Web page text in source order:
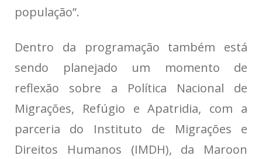
população”.
Dentro da programação também está
sendo planejado um momento de
reflexão sobre a Política Nacional de
Migrações, Refúgio e Apatridia, com a
parceria do Instituto de Migrações e
Direitos Humanos (IMDH), da Maroon